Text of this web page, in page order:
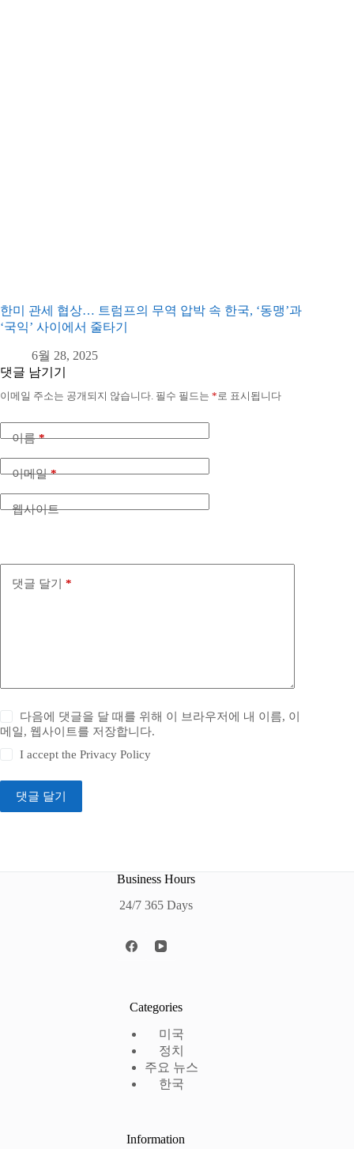
한미 관세 협상… 트럼프의 무역 압박 속 한국, ‘동맹’과
‘국익’ 사이에서 줄타기
6월 28, 2025
댓글 남기기
이메일 주소는 공개되지 않습니다. 필수 필드는 *로 표시됩니다
이름*
이메일*
웹사이트
댓글 달기 *
다음에 댓글을 달 때를 위해 이 브라우저에 내 이름, 이
메일, 웹사이트를 저장합니다.
I accept thePrivacy Policy
댓글 달기
Business Hours
24/7 365 Days
Categories
미국
정치
주요 뉴스
한국
Information